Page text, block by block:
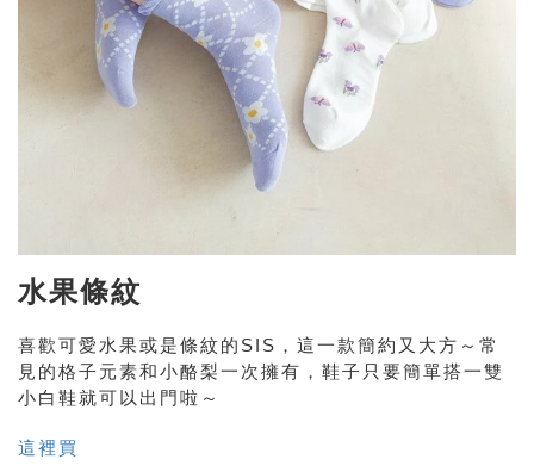
水果條紋
喜歡可愛水果或是條紋的SIS，這一款簡約又大方～常
見的格子元素和小酪梨一次擁有，鞋子只要簡單搭一雙
小白鞋就可以出門啦～
這裡買